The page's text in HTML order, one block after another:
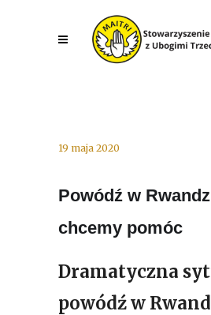
19 maja 2020
Powódź w
chcemy pomóc
Dramatyczna
powódź w